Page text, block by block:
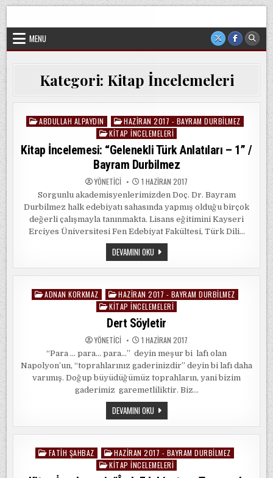
Skip
to
content
veya cemaatin güdümünde ya da tesirinde olmayan, tamamen
MENU
Kategori: Kitap İncelemeleri
Posted
ABDULLAH ALPAYDIN
HAZIRAN 2017 - BAYRAM DURBILMEZ
KITAP İNCELEMELERI
Kitap İncelemesi: “Gelenekli Türk Anlatıları – 1” /
Bayram Durbilmez
YÖNETICI 1 HAZIRAN 2017
Sorgunlu akademisyenlerimizden Doç. Dr. Bayram
Durbilmez halk edebiyatı sahasında yapmış olduğu birçok
değerli çalışmayla tanınmakta. Lisans eğitimini Kayseri
Erciyes Üniversitesi Fen Edebiyat Fakültesi, Türk Dili…
DEVAMINI OKUKITAP
İNCELEMESI:
“GELENEKLI
TÜRK
–
1”
/
BAYRAM
DURBILMEZ
Posted
ADNAN KORKMAZ
HAZIRAN 2017 - BAYRAM DURBILMEZ
KITAP İNCELEMELERI
Dert Söyletir
YÖNETICI 1 HAZIRAN 2017
“Para … para… para…” deyin meşur bi lafı olan
Napolyon’un, “toprahlarınız gaderinizdir” deyin bi lafı daha
varımış. Doğup büyüdüğümüz toprahların, yani bizim
gaderimiz garemetliliktir. Biz…
DEVAMINI OKUDERT
SÖYLETIR
Posted
FATIH ŞAHBAZ
HAZIRAN 2017 - BAYRAM DURBILMEZ
KITAP İNCELEMELERI